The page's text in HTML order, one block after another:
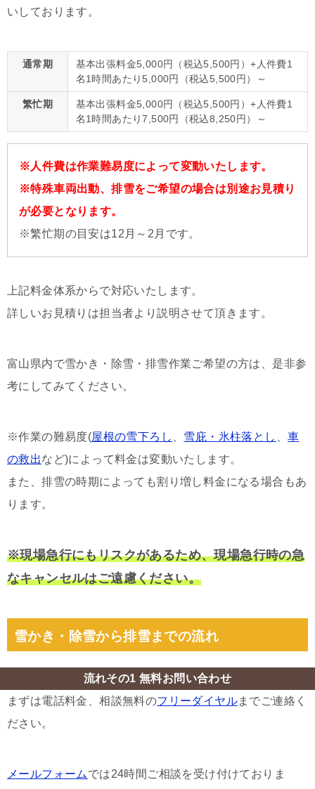
いしております。
通常期
基本出張料金5,000円（税込5,500円）+人件費1
名1時間あたり5,000円（税込5,500円）～
繁忙期
基本出張料金5,000円（税込5,500円）+人件費1
名1時間あたり7,500円（税込8,250円）～
※人件費は作業難易度によって変動いたします。
※特殊車両出動、排雪をご希望の場合は別途お見積り
が必要となります。
※繁忙期の目安は12月～2月です。
上記料金体系からで対応いたします。
詳しいお見積りは担当者より説明させて頂きます。
富山県内で雪かき・除雪・排雪作業ご希望の方は、是非参
考にしてみてください。
※作業の難易度(屋根の雪下ろし 雪庇・氷柱落とし 、車
の救出など)によって料金は変動いたします。
また、排雪の時期によっても割り増し料金になる場合もあ
ります。
※現場急行にもリスクがあるため、現場急行時の急
なキャンセルはご遠慮ください。
雪かき・除雪から排雪までの流れ
流れその1 無料お問い合わせ
まずは電話料金、相談無料のフリーダイヤルまでご連絡く
ださい。
メールフォーム では24時間ご相談を受け付けておりま